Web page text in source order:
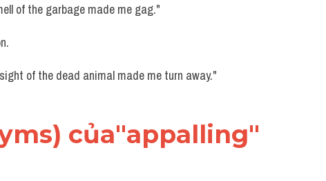
of the garbage made me gag."
of the dead animal made me turn away."
của"appalling"